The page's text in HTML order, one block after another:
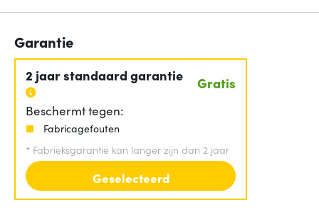
Garantie
2 jaar standaard garantie Gratis
Beschermt tegen:
Fabricagefouten
* Fabrieksgarantie kan langer zijn dan 2 jaar
Geselecteerd